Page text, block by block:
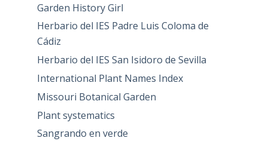
Garden History Girl
Herbario del IES Padre Luis Coloma de
Cádiz
Herbario del IES San Isidoro de Sevilla
International Plant Names Index
Missouri Botanical Garden
Plant systematics
Sangrando en verde